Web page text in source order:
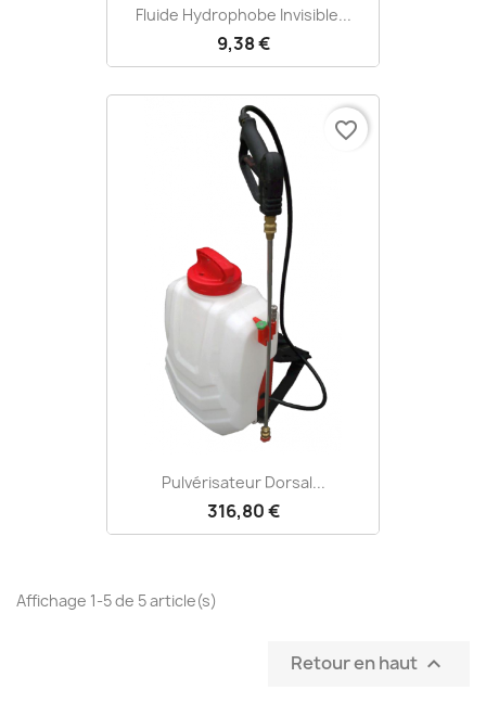
Fluide Hydrophobe Invisible...
9,38 €
Pulvérisateur Dorsal...
316,80 €
favorite_border
Affichage 1-5 de 5 article(s)
Retour en haut 